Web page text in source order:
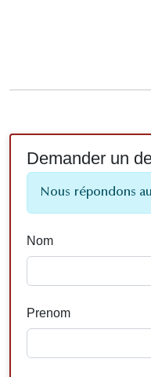
Demander un
Nous répondons
Nom
Prenom